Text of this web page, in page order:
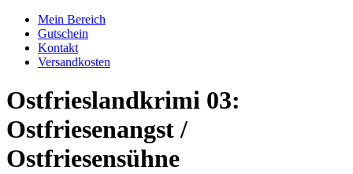
Mein Bereich
Gutschein
Kontakt
Versandkosten
Ostfrieslandkrimi 03:
Ostfriesenangst /
Ostfriesensühne